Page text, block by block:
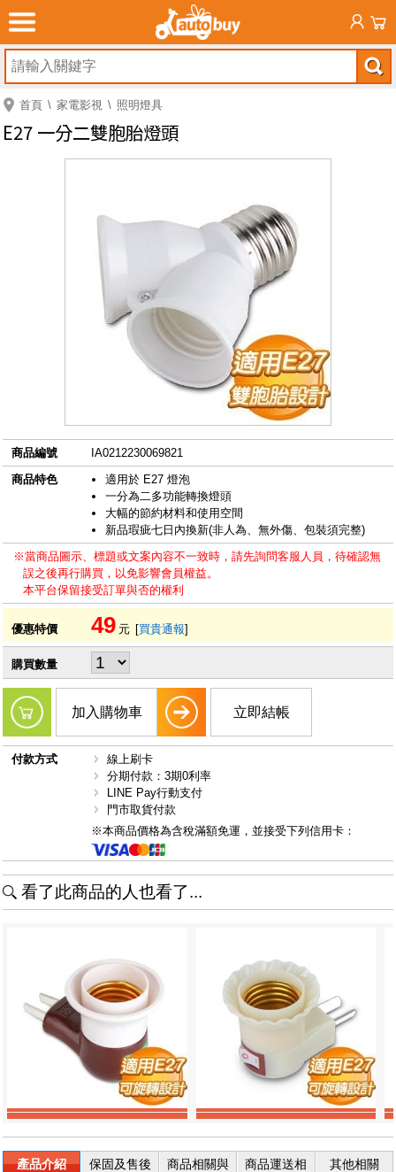
首頁 家電影視 照明燈具
E27 一分二雙胞胎燈頭
商品編號
IA0212230069821
商品特色
適用於 E27 燈泡
一分為二多功能轉換燈頭
大幅的節約材料和使用空間
新品瑕疵七日內換新(非人為、無外傷、包裝須完整)
※當商品圖示、標題或文案內容不一致時，請先詢問客服人員，待確認無
誤之後再行購買，以免影響會員權益。
本平台保留接受訂單與否的權利
優惠特價 49 元 [買貴通報]
購買數量
加入購物車 立即結帳
付款方式
線上刷卡
分期付款：3期0利率
LINE Pay行動支付
門市取貨付款
※本商品價格為含稅滿額免運，並接受下列信用卡：
看了此商品的人也看了...
產品介紹
保固及售後
商品相關與
商品運送相
其他相關